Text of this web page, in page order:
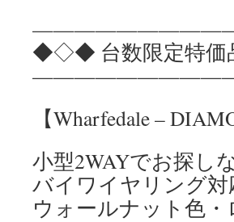
◆◇◆ 台数限定特
【Wharfedale –
小型2WAYでお探し
バイワイヤリング対
ウォールナット色